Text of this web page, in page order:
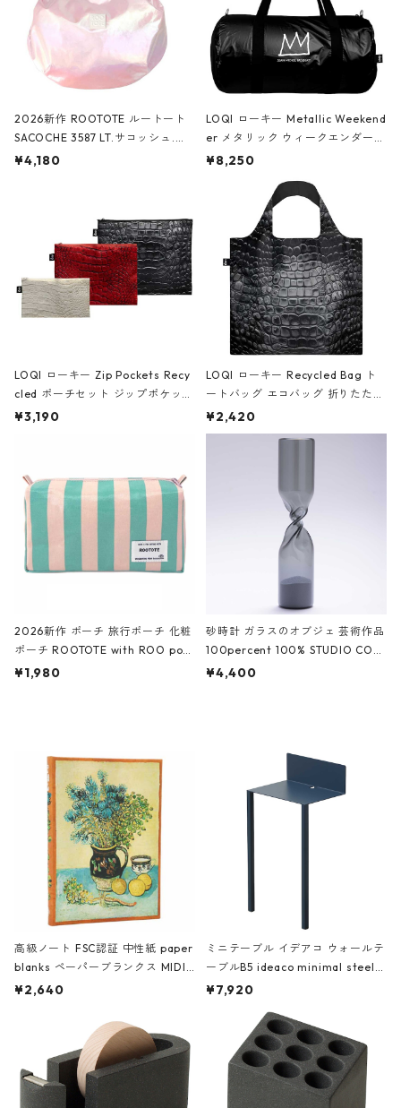
2026新作 ROOTOTE ルートート
SACOCHE 3587 LT.サコッシュ.ル
ミエ-B ショルダーバッグ グロスピ
¥4,180
LOQI ローキー Metallic Weekend
er メタリック ウィークエンダー
ボストンバッグ ショルダーバッグ
Black ジャン=ミッシェル・バスキ
ア/クラウン ブラック
¥8,250
LOQI ローキー Zip Pockets Recy
cled ポーチセット ジップポケット
ファスナーポーチ 撥水加工 トラベ
ーガンディー、オフホワイト
¥3,190
LOQI ローキー Recycled Bag ト
ートバッグ エコバッグ 折りたたみ
大きめ 撥水加工 収納ポーチ CRO
CODILE/Black クロコダイル/ブラ
¥2,420
2026新作 ポーチ 旅行ポーチ 化粧
ポーチ ROOTOTE with ROO pou
ch 3532 ルートート WR.ポーチ.ラ
¥1,980
砂時計 ガラスのオブジェ 芸術作品
100percent 100% STUDIO COH
AKU Timeless 100パーセント ス
¥4,400
高級ノート FSC認証 中性紙 paper
blanks ペーパーブランクス MIDI
ハードカバー 罫線 ヴァン・ゴッホ
¥2,640
ミニテーブル イデアコ ウォールテ
ーブルB5 ideaco minimal steel f
urniture WALL Table B5 ネイビー
¥7,920